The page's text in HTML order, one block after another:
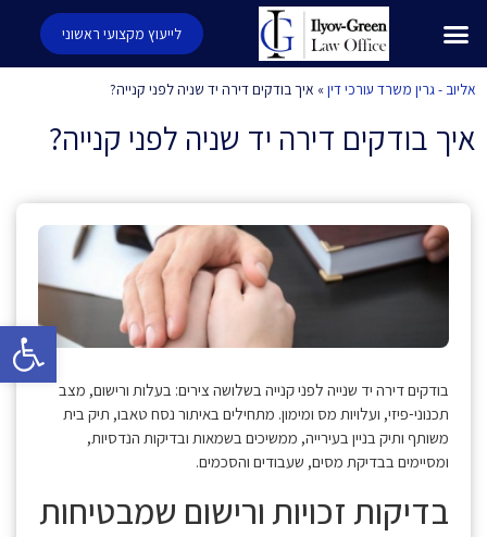
פתח
לייעוץ מקצועי ראשוני
אליוב - גרין משרד עורכי דין» איך בודקים דירה יד שניה לפני קנייה?
איך בודקים דירה יד שניה לפני קנייה?
בודקים דירה יד שנייה לפני קנייה בשלושה צירים: בעלות ורישום, מצב
תכנוני-פיזי, ועלויות מס ומימון. מתחילים באיתור נסח טאבו, תיק בית
משותף ותיק בניין בעירייה, ממשיכים בשמאות ובדיקות הנדסיות,
ומסיימים בבדיקת מסים, שעבודים והסכמים.
בדיקות זכויות ורישום שמבטיחות